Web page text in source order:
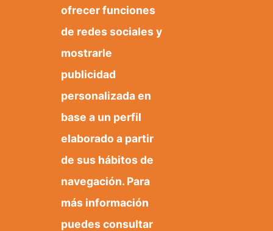
ofrecer funciones
de redes sociales y
mostrarle
publicidad
personalizada en
base a un perfil
elaborado a partir
de sus hábitos de
navegación. Para
más información
puedes consultar